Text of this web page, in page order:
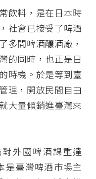
飲料，是在日本時
社會已接受了啤酒
多間啤酒釀酒廠，
的同時，也正是日
時機。於是等到臺
理，開放民間自由
大量傾銷進臺灣來
外國啤酒課重達
是臺灣啤酒市場主